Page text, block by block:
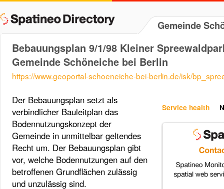
Gemeinde
Bebauungsplan 9/1/98 Kleiner
Gemeinde Schöneiche bei Berlin
https://www.geoportal-schoeneiche-bei-berlin.de/isk/
Service health
Der Bebauungsplan setzt als
verbindlicher Bauleitplan das
Bodennutzungskonzept der
Gemeinde in unmittelbar geltendes
Recht um. Der Bebauungsplan gibt
vor, welche Bodennutzungen auf den
betroffenen Grundflächen zulässig
und unzulässig sind.